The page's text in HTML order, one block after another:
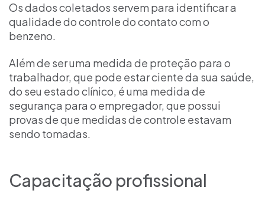
Os dados coletados servem para identificar a
qualidade do controle do contato com o
benzeno.
Além de ser uma medida de proteção para o
trabalhador, que pode estar ciente da sua saúde,
do seu estado clínico, é uma medida de
segurança para o empregador, que possui
provas de que medidas de controle estavam
sendo tomadas.
Capacitação profissional